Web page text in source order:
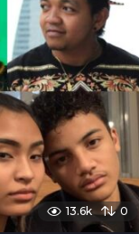
13.6k 0